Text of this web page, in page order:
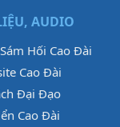
AUDIO
Hối Cao Đài
Cao Đài
Đại Đạo
Cao Đài